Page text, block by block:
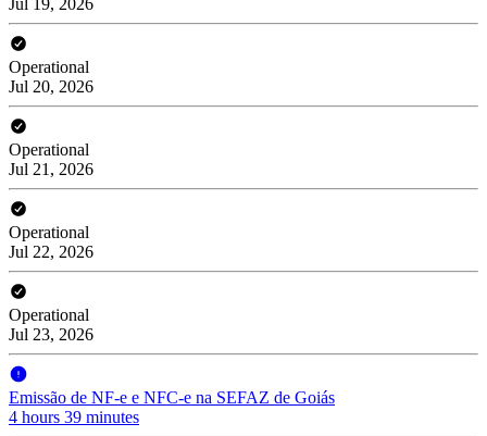
Operational
Jul 20, 2026
Operational
Jul 21, 2026
Operational
Jul 22, 2026
Operational
Jul 23, 2026
Emissão de NF-e e NFC-e na SEFAZ de Goiás
4 hours 39 minutes